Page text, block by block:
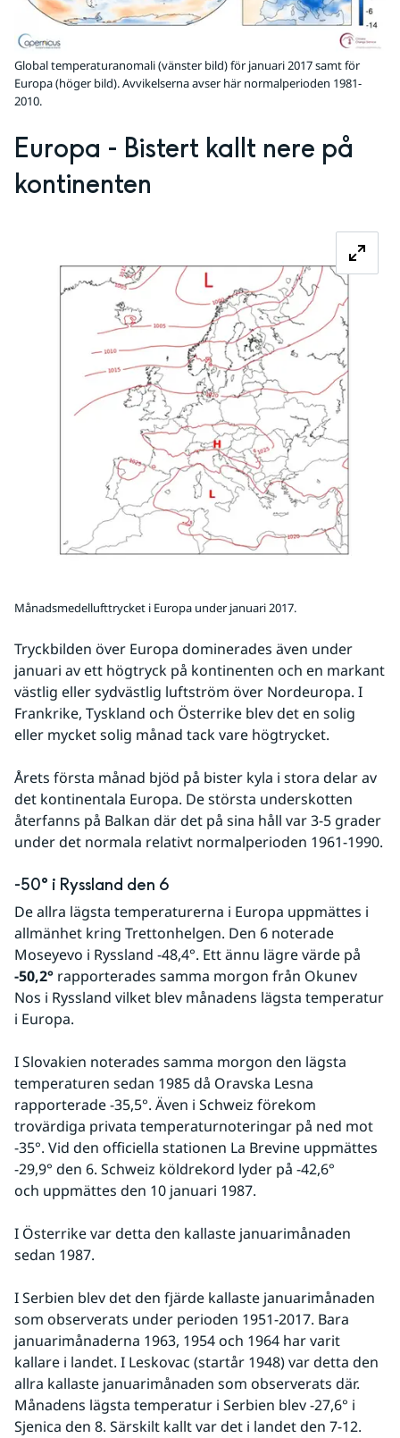
Global temperaturanomali (vänster bild) för januari 2017 samt för
Europa (höger bild). Avvikelserna avser här normalperioden 1981-
2010.
Europa - Bistert kallt nere på
kontinenten
Månadsmedellufttrycket i Europa under januari 2017.
Tryckbilden över Europa dominerades även under
januari av ett högtryck på kontinenten och en markant
västlig eller sydvästlig luftström över Nordeuropa. I
Frankrike, Tyskland och Österrike blev det en solig
eller mycket solig månad tack vare högtrycket.
Årets första månad bjöd på bister kyla i stora delar av
det kontinentala Europa. De största underskotten
återfanns på Balkan där det på sina håll var 3-5 grader
under det normala relativt normalperioden 1961-1990.
-50° i Ryssland den 6
De allra lägsta temperaturerna i Europa uppmättes i
allmänhet kring Trettonhelgen. Den 6 noterade
-50,2° rapporterades samma morgon från Okunev
Nos i Ryssland vilket blev månadens lägsta temperatur
i Europa.
I Slovakien noterades samma morgon den lägsta
temperaturen sedan 1985 då Oravska Lesna
rapporterade -35,5°. Även i Schweiz förekom
trovärdiga privata temperaturnoteringar på ned mot
-35°. Vid den officiella stationen La Brevine uppmättes
-29,9° den 6. Schweiz köldrekord lyder på -42,6°
och uppmättes den 10 januari 1987.
I Österrike var detta den kallaste januarimånaden
sedan 1987.
I Serbien blev det den fjärde kallaste januarimånaden
som observerats under perioden 1951-2017. Bara
januarimånaderna 1963, 1954 och 1964 har varit
kallare i landet. I Leskovac (startår 1948) var detta den
allra kallaste januarimånaden som observerats där.
Månadens lägsta temperatur i Serbien blev -27,6° i
Sjenica den 8. Särskilt kallt var det i landet den 7-12.